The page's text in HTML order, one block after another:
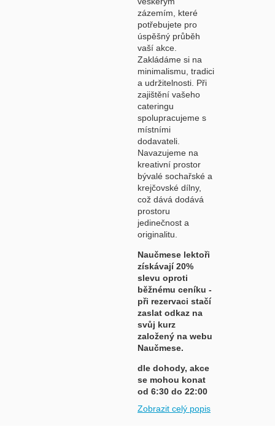
zázemím, které
potřebujete pro
úspěšný průběh
vaší akce.
Zakládáme si na
minimalismu, tradici
a udržitelnosti. Při
zajištění vašeho
cateringu
spolupracujeme s
místními
dodavateli.
Navazujeme na
kreativní prostor
bývalé sochařské a
krejčovské dílny,
což dává dodává
prostoru
jedinečnost a
originalitu.
Naučmese lektoři
získávají 20%
slevu oproti
běžnému ceníku -
při rezervaci stačí
zaslat odkaz na
svůj kurz
založený na webu
Naučmese.
dle dohody, akce
se mohou konat
od 6:30 do 22:00
Zobrazit celý popis